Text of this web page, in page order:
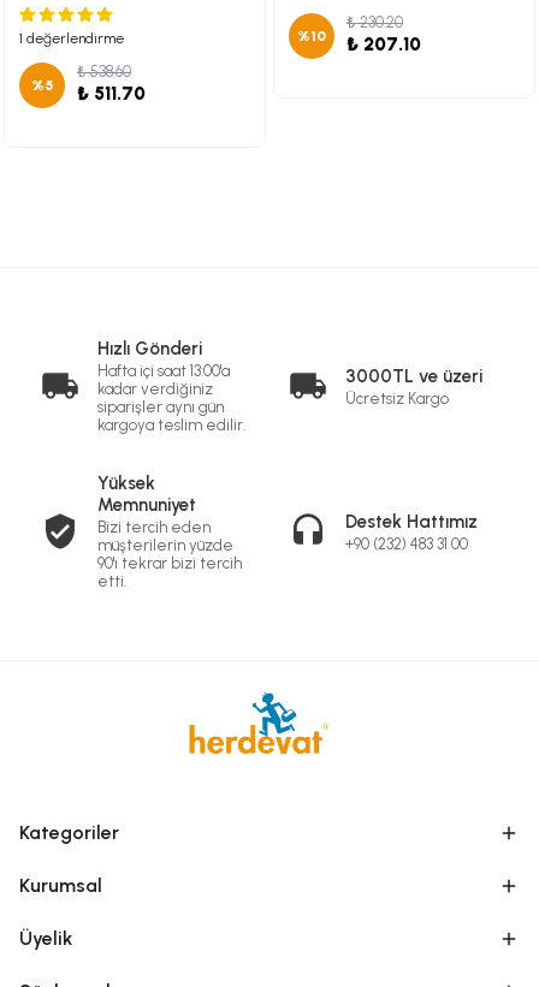
1 değerlendirme
%5
₺ 538.60
₺ 511.70
%10
₺ 230.20
₺ 207.10
Hızlı Gönderi
Hafta içi saat 13:00'a
kadar verdiğiniz
siparişler aynı gün
kargoya teslim edilir.
3000TL ve üzeri
Ücretsiz Kargo
Yüksek
Memnuniyet
Bizi tercih eden
müşterilerin yüzde
90'ı tekrar bizi tercih
etti.
Destek Hattımız
+90 (232) 483 31 00
Kategoriler
Kurumsal
Üyelik